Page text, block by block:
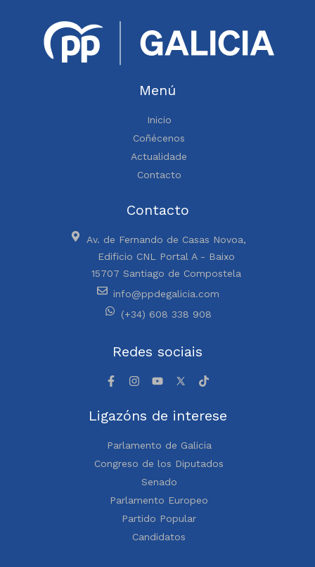
Menú
Inicio
Coñécenos
Actualidade
Contacto
Contacto
Av. de Fernando de Casas Novoa,
Edificio CNL Portal A - Baixo
15707 Santiago de Compostela
info@ppdegalicia.com
(+34) 608 338 908
Redes sociais
Ligazóns de interese
Parlamento de Galicia
Congreso de los Diputados
Senado
Parlamento Europeo
Partido Popular
Candidatos